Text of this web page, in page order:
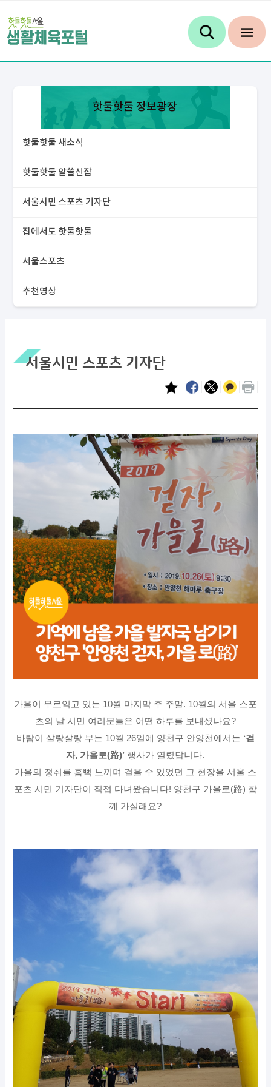
핫둘핫둘 정보광장
핫둘핫둘 새소식
핫둘핫둘 알쓸신잡
서울시민 스포츠 기자단
집에서도 핫둘핫둘
서울스포츠
추천영상
서울시민 스포츠 기자단
가을이 무르익고 있는 10월 마지막 주 주말. 10월의 서울 스포
츠의 날 시민 여러분들은 어떤 하루를 보내셨나요?
바람이 살랑살랑 부는 10월 26일에 양천구 안양천에서는 ‘걷
자, 가을로(路)’ 행사가 열렸답니다.
가을의 정취를 흠뻑 느끼며 걸을 수 있었던 그 현장을 서울 스
포츠 시민 기자단이 직접 다녀왔습니다! 양천구 가을로(路) 함
께 가실래요?